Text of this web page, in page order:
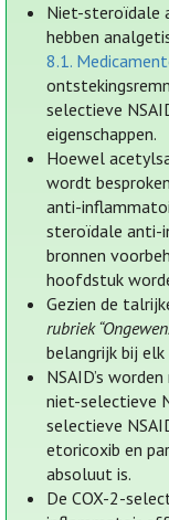
Niet-steroïdale
hebben
8.1.
selectieve
eigenschappen.
Hoewel
wordt
anti-
steroïdale anti-
bronnen
hoofdstuk
Gezien de
rubriek
belangrijk bij elk
NSAID’s
niet-selectieve
selectieve
etoricoxib en
absoluut is.
De COX-2-